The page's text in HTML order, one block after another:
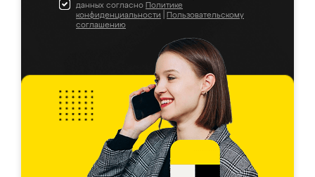
данных согласно Политике
конфиденциальности
Пользовательскому
соглашению